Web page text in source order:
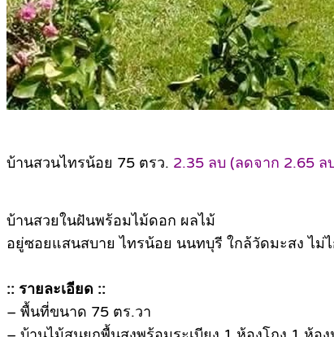
บ้านสวนไทรน้อย 75 ตรว. 2.35 ลบ (ลดจาก 2.65 ล
บ้านสวยในฝันพร้อมไม้ดอก ผลไม้
อยู่ซอยแสนสบาย ไทรน้อย นนทบุรี ใกล้วัดมะสง ไม่ไ
:: รายละเอียด ::
– พื้นที่ขนาด 75 ตร.วา